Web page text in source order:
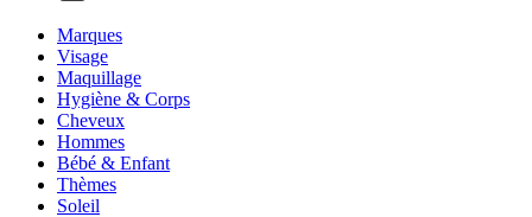
Marques
Visage
Maquillage
Hygiène & Corps
Cheveux
Hommes
Bébé & Enfant
Thèmes
Soleil